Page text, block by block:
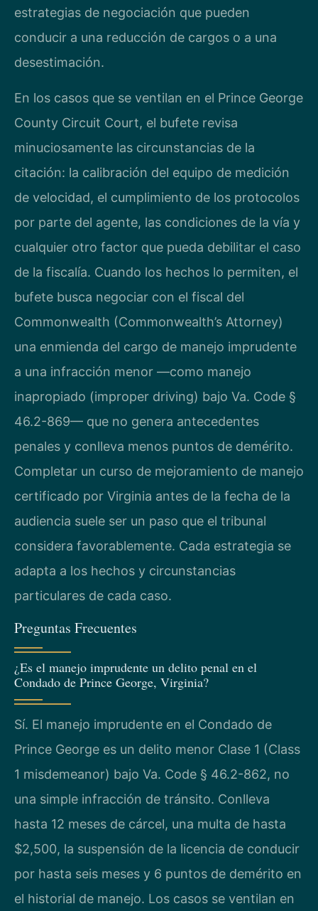
estrategias de negociación que pueden
conducir a una reducción de cargos o a una
desestimación.
En los casos que se ventilan en el Prince George
County Circuit Court, el bufete revisa
minuciosamente las circunstancias de la
citación: la calibración del equipo de medición
de velocidad, el cumplimiento de los protocolos
por parte del agente, las condiciones de la vía y
cualquier otro factor que pueda debilitar el caso
de la fiscalía. Cuando los hechos lo permiten, el
bufete busca negociar con el fiscal del
Commonwealth (Commonwealth’s Attorney)
una enmienda del cargo de manejo imprudente
a una infracción menor —como manejo
inapropiado (improper driving) bajo Va. Code §
46.2-869— que no genera antecedentes
penales y conlleva menos puntos de demérito.
Completar un curso de mejoramiento de manejo
certificado por Virginia antes de la fecha de la
audiencia suele ser un paso que el tribunal
considera favorablemente. Cada estrategia se
adapta a los hechos y circunstancias
particulares de cada caso.
Preguntas Frecuentes
¿Es el manejo imprudente un delito penal en el
Condado de Prince George, Virginia?
Sí. El manejo imprudente en el Condado de
Prince George es un delito menor Clase 1 (Class
1 misdemeanor) bajo Va. Code § 46.2-862, no
una simple infracción de tránsito. Conlleva
hasta 12 meses de cárcel, una multa de hasta
$2,500, la suspensión de la licencia de conducir
por hasta seis meses y 6 puntos de demérito en
el historial de manejo. Los casos se ventilan en